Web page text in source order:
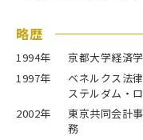
略歴
1994年
京都大学経済
1997年
ベネルクス法
ステルダム・
2002年
東京共同会計
務